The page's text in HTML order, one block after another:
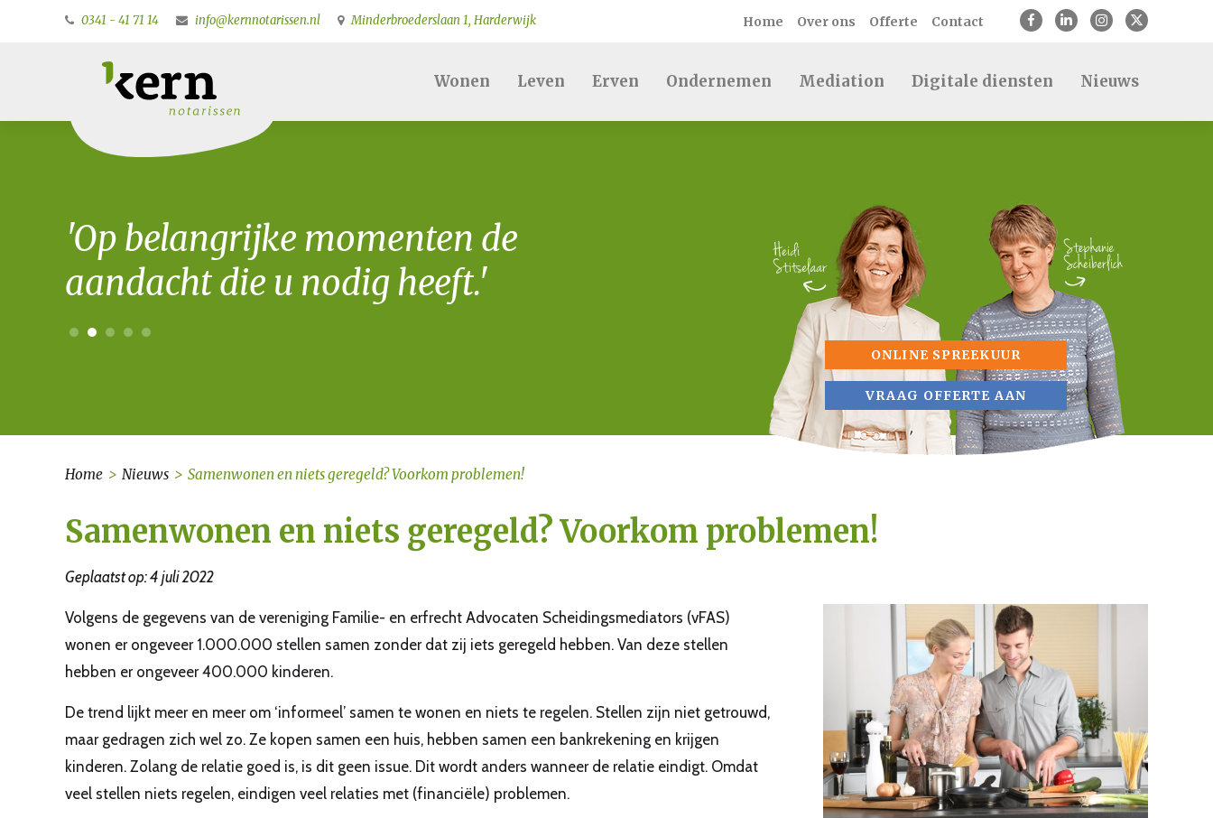
0341 - 41 71 14 info@kernnotarissen.nl Minderbroederslaan 1, Harderwijk Home Over ons Offerte Contact
Wonen Leven Erven Ondernemen Mediation Digitale diensten Nieuws
ONLINE SPREEKUUR
VRAAG OFFERTE AAN
'Op belangrijke momenten de
aandacht die u nodig heeft.'
Home > Nieuws > Samenwonen en niets geregeld? Voorkom problemen!
Samenwonen en niets geregeld? Voorkom problemen!
Geplaatst op: 4 juli 2022
Volgens de gegevens van de vereniging Familie- en erfrecht Advocaten Scheidingsmediators (vFAS)
wonen er ongeveer 1.000.000 stellen samen zonder dat zij iets geregeld hebben. Van deze stellen
hebben er ongeveer 400.000 kinderen.
De trend lijkt meer en meer om ‘informeel’ samen te wonen en niets te regelen. Stellen zijn niet getrouwd,
maar gedragen zich wel zo. Ze kopen samen een huis, hebben samen een bankrekening en krijgen
kinderen. Zolang de relatie goed is, is dit geen issue. Dit wordt anders wanneer de relatie eindigt. Omdat
veel stellen niets regelen, eindigen veel relaties met (financiële) problemen.